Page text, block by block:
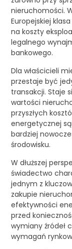
nieruchomości.
Europejskiej
na koszty
legalnego
bankowego.
Dla właścicieli
przestaje być
transakcji. Staje
wartości
przyszłych
energetycznej
bardziej
środowisku.
W dłuższej
świadectwo
jednym z
zakupie
efektywności
przed
wymiany źródeł
wymagań